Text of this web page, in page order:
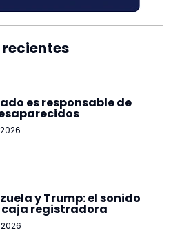
recientes
es responsable de
y Trump: el sonido
caja registradora